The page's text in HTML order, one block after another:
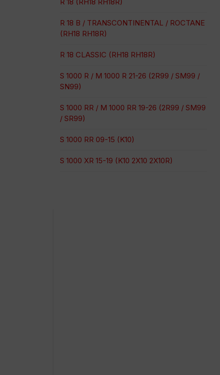
R 18 B / TRANSCONTINENTAL / ROCTANE
(RH18 RH18R)
R 18 CLASSIC (RH18 RH18R)
S 1000 R / M 1000 R 21-26 (2R99 / SM99 /
SN99)
S 1000 RR / M 1000 RR 19-26 (2R99 / SM99
/ SR99)
S 1000 RR 09-15 (K10)
S 1000 XR 15-19 (K10 2X10 2X10R)